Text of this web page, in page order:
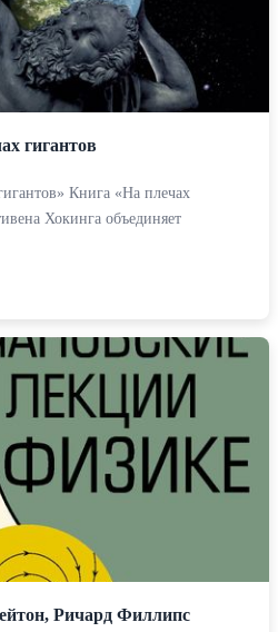
гигантов
Книга «На плечах
Хокинга объединяет
Ричард Филлипс